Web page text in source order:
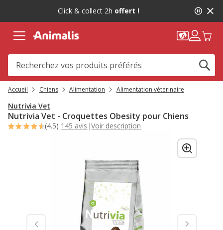
message,
Click & collect 2h offert !
Accueil Chiens Alimentation Alimentation vétérinaire
Nutrivia Vet
Nutrivia Vet - Croquettes Obesity pour Chiens
(4.5) 145 avis |Voir description